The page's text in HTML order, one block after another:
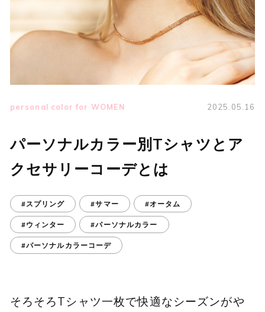
personal color for WOMEN 2025.05.16
パーソナルカラー別Tシャツとア
クセサリーコーデとは
#スプリング #サマー #オータム
#ウィンター #パーソナルカラー
#パーソナルカラーコーデ
そろそろTシャツ一枚で快適なシーズンがや